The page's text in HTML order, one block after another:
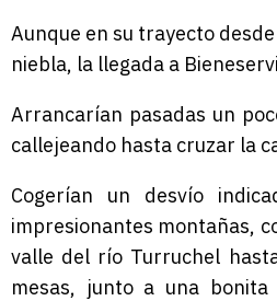
Aunque en su trayecto
niebla, la llegada a
Arrancarían pasadas un
callejeando hasta cruzar la
Cogerían un desvío
impresionantes montañas,
valle del río Turruchel
mesas, junto a una bonita